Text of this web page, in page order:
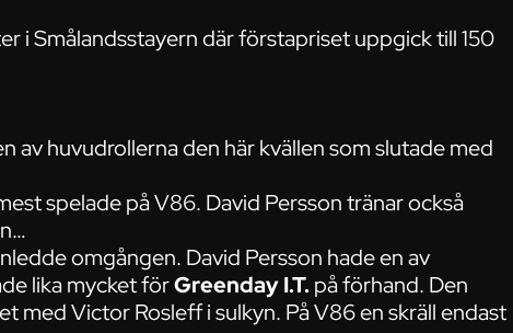
i Smålandsstayern där förstapriset uppgick till 150
av huvudrollerna den här kvällen som slutade med
spelade på V86. David Persson tränar också
omgången. David Persson hade en av
lika mycket förGreenday I.T. på förhand. Den
med Victor Rosleff i sulkyn. På V86 en skräll endast